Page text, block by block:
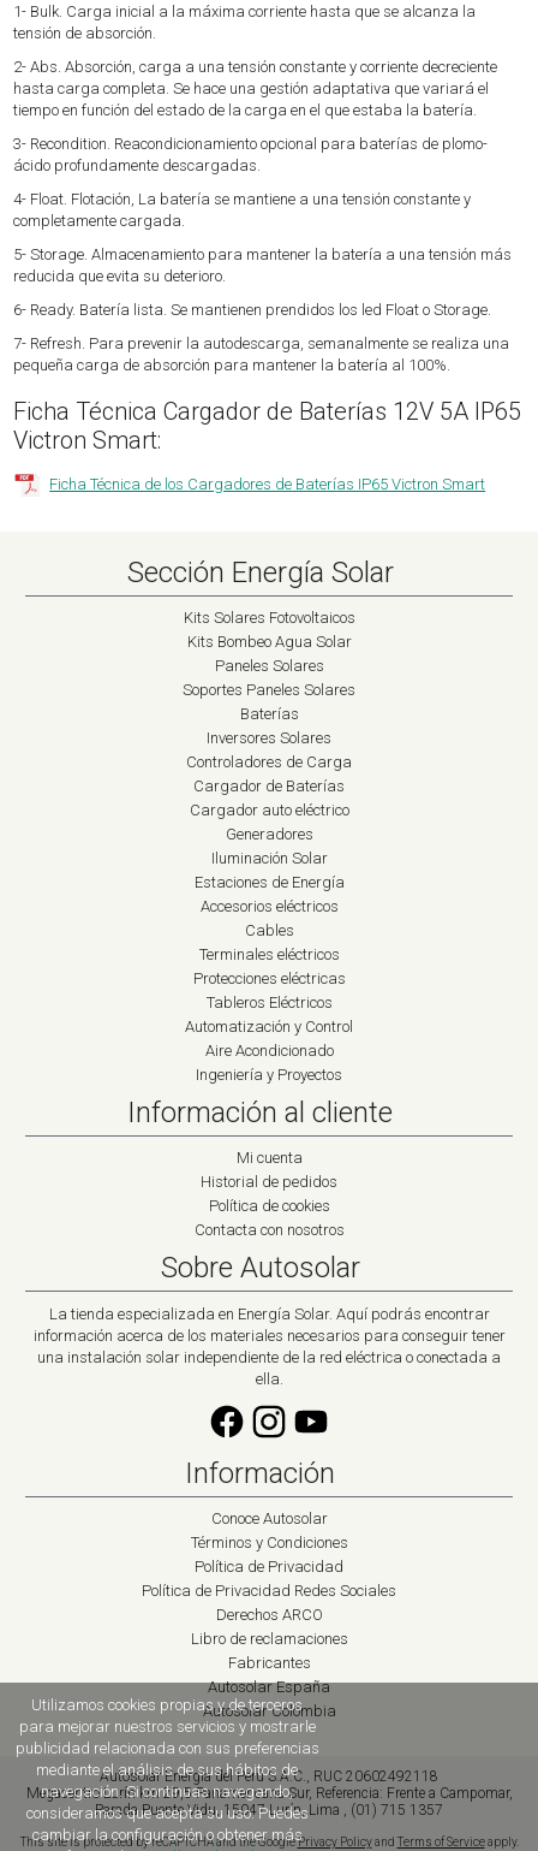
1- Bulk. Carga inicial a la máxima corriente hasta que se alcanza la
tensión de absorción.
2- Abs. Absorción, carga a una tensión constante y corriente decreciente
hasta carga completa. Se hace una gestión adaptativa que variará el
tiempo en función del estado de la carga en el que estaba la batería.
3- Recondition. Reacondicionamiento opcional para baterías de plomo-
ácido profundamente descargadas.
4- Float. Flotación, La batería se mantiene a una tensión constante y
completamente cargada.
5- Storage. Almacenamiento para mantener la batería a una tensión más
reducida que evita su deterioro.
6- Ready. Batería lista. Se mantienen prendidos los led Float o Storage.
7- Refresh. Para prevenir la autodescarga, semanalmente se realiza una
pequeña carga de absorción para mantener la batería al 100%.
Ficha Técnica Cargador de Baterías 12V 5A IP65
Victron Smart:
Ficha Técnica de los Cargadores de Baterías IP65 Victron Smart
Sección Energía Solar
Kits Solares Fotovoltaicos
Kits Bombeo Agua Solar
Paneles Solares
Soportes Paneles Solares
Baterías
Inversores Solares
Controladores de Carga
Cargador de Baterías
Cargador auto eléctrico
Generadores
Iluminación Solar
Estaciones de Energía
Accesorios eléctricos
Cables
Terminales eléctricos
Protecciones eléctricas
Tableros Eléctricos
Automatización y Control
Aire Acondicionado
Ingeniería y Proyectos
Información al cliente
Mi cuenta
Historial de pedidos
Política de cookies
Contacta con nosotros
Sobre Autosolar
La tienda especializada en Energía Solar. Aquí podrás encontrar
información acerca de los materiales necesarios para conseguir tener
una instalación solar independiente de la red eléctrica o conectada a
ella.
Información
Conoce Autosolar
Términos y Condiciones
Política de Privacidad
Política de Privacidad Redes Sociales
Derechos ARCO
Libro de reclamaciones
Fabricantes
Autosolar España
Autosolar Colombia
Autosolar Energía del Perú S.A.C., RUC 20602492118
Megacentro Lurín km 29,5 Panamericana Sur, Referencia: Frente a Campomar,
Parada Puente Vidu,15047 Lurín, Lima , (01) 715 1357
This site is protected by reCAPTCHA and the GooglePrivacy Policyand Terms of Serviceapply.
Utilizamos cookies propias y de terceros
para mejorar nuestros servicios y mostrarle
publicidad relacionada con sus preferencias
mediante el análisis de sus hábitos de
navegación. Si continuas navegando,
consideramos que acepta su uso. Puedes
cambiar la configuración o obtener más